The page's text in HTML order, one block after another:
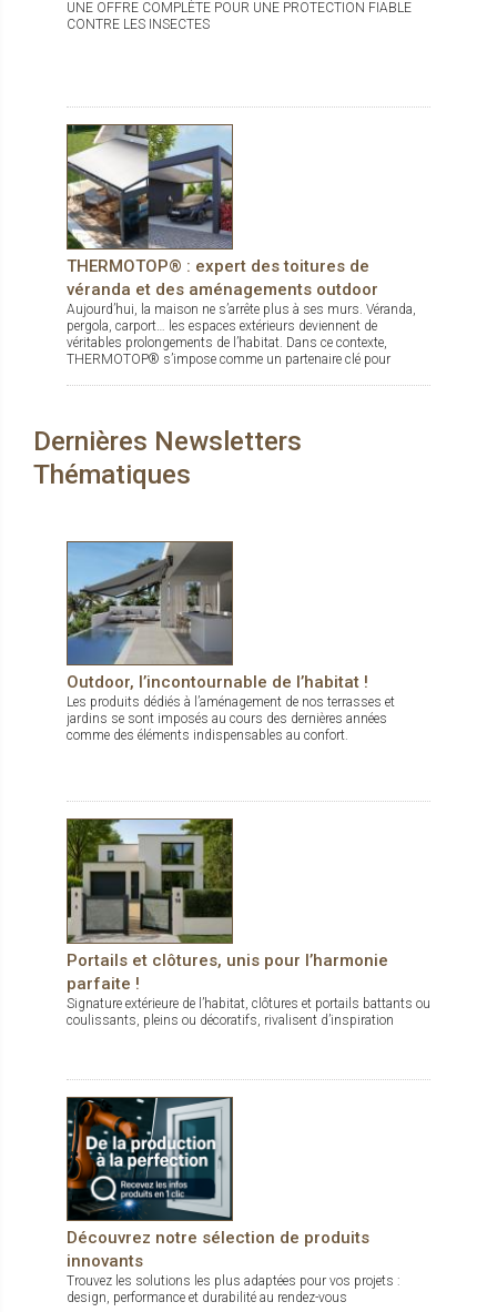
UNE OFFRE COMPLÈTE POUR UNE PROTECTION FIABLE
CONTRE LES INSECTES
THERMOTOP® : expert des toitures de
véranda et des aménagements outdoor
Aujourd’hui, la maison ne s’arrête plus à ses murs. Véranda,
pergola, carport… les espaces extérieurs deviennent de
véritables prolongements de l’habitat. Dans ce contexte,
THERMOTOP® s’impose comme un partenaire clé pour
Dernières Newsletters
Thématiques
Outdoor, l’incontournable de l’habitat !
Les produits dédiés à l’aménagement de nos terrasses et
jardins se sont imposés au cours des dernières années
comme des éléments indispensables au confort.
Portails et clôtures, unis pour l’harmonie
parfaite !
Signature extérieure de l’habitat, clôtures et portails battants ou
coulissants, pleins ou décoratifs, rivalisent d’inspiration
Découvrez notre sélection de produits
innovants
Trouvez les solutions les plus adaptées pour vos projets :
design, performance et durabilité au rendez-vous